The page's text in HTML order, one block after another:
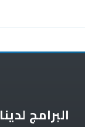
البرامج لدينا